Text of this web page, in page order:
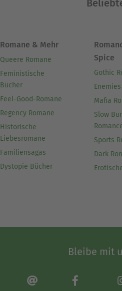
Romane & Mehr
Queere Romane
Feministische
Bücher
Feel-Good-Romane
Regency Romane
Historische
Liebesromane
Familiensagas
Dystopie Bücher
Spice
Gothic
Mafia
Slow
Sports
Dark
Bleibe mit